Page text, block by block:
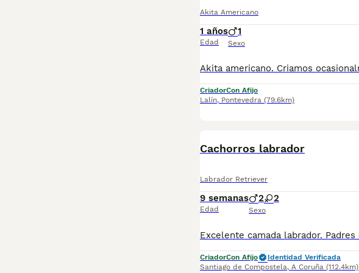
Akita Americano
1 años
Edad
1
Sexo
CriadorCon Afijo
Lalín, Pontevedra (79.6km)
Cachorros labrador
Labrador Retriever
9 semanas
Edad
2 2
Sexo
CriadorCon Afijo
Identidad Verificada
Santiago de Compostela, A Coruña (112.4km)